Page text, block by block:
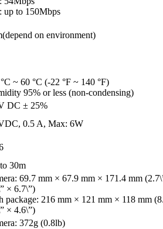
up to 150Mbps
on environment)
~ 60 °C (-22 °F ~ 140 °F)
95% or less (non-condensing)
DC ± 25%
0.5 A, Max: 6W
30m
69.7 mm × 67.9 mm × 171.4 mm
× 6.7\”)
package: 216 mm × 121 mm × 118 mm
× 4.6\”)
372g (0.8lb)